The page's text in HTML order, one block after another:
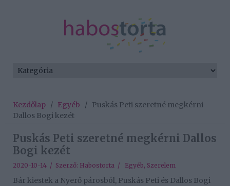
Kezdőlap / Egyéb / Puskás Peti szeretné megkérni
Dallos Bogi kezét
Puskás Peti szeretné megkérni Dallos
Bogi kezét
2020-10-14 / Szerző: Habostorta / Egyéb, Szerelem
Bár kiestek a Nyerő párosból, Puskás Peti és Dallos Bogi